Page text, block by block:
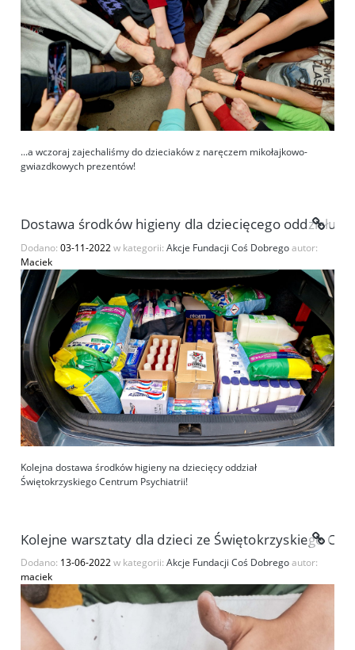
...a wczoraj zajechaliśmy do dzieciaków z naręczem mikołajkowo-
gwiazdkowych prezentów!
Dostawa środków higieny dla dziecięcego oddziału
Dodano: 03-11-2022w kategorii: Akcje Fundacji Coś Dobregoautor:
Maciek
Kolejna dostawa środków higieny na dziecięcy oddział
Świętokrzyskiego Centrum Psychiatrii!
Kolejne warsztaty dla dzieci ze Świętokrzyskiego
Dodano: 13-06-2022w kategorii: Akcje Fundacji Coś Dobregoautor:
maciek